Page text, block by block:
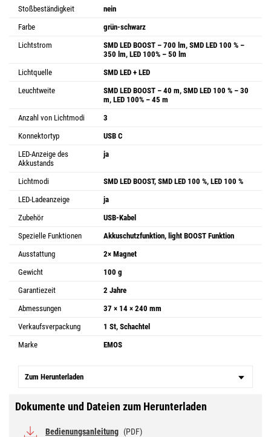
Stoßbeständigkeit
nein
Farbe
grün-schwarz
Lichtstrom
SMD LED BOOST – 700 lm, SMD LED 100 % –
350 lm, LED 100% – 50 lm
Lichtquelle
SMD LED + LED
Leuchtweite
SMD LED BOOST – 40 m, SMD LED 100 % – 30
m, LED 100% – 45 m
Anzahl von Lichtmodi
3
Konnektortyp
USB C
LED-Anzeige des
Akkustands
ja
Lichtmodi
SMD LED BOOST, SMD LED 100 %, LED 100 %
LED-Ladeanzeige
ja
Zubehör
USB-Kabel
Spezielle Funktionen
Akkuschutzfunktion, light BOOST Funktion
Ausstattung
2× Magnet
Gewicht
100 g
Garantiezeit
2 Jahre
Abmessungen
37 × 14 × 240 mm
Verkaufsverpackung
1 St, Schachtel
Marke
EMOS
Zum Herunterladen
Dokumente und Dateien zum Herunterladen
Bedienungsanleitung (PDF)